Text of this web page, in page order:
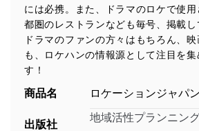
には必携。また、ドラマのロケで使
都圏のレストランなども毎号、掲載し
ドラマのファンの方々はもちろん、
も、ロケハンの情報源として注目を
す！
商品名 ロケーションジャパン
出版社
地域活性プランニン